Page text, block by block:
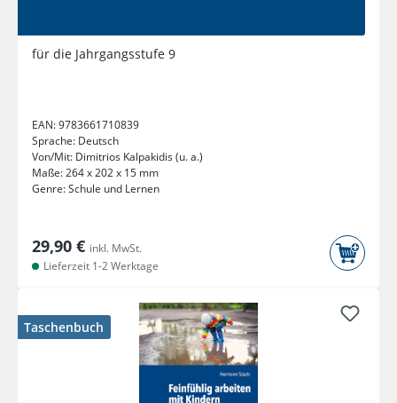
für die Jahrgangsstufe 9
EAN:9783661710839
Sprache: Deutsch
Von/Mit: Dimitrios Kalpakidis (u. a.)
Maße:264 x 202 x 15 mm
Genre:Schule und Lernen
29,90 € inkl. MwSt.
Lieferzeit 1-2 Werktage
Taschenbuch